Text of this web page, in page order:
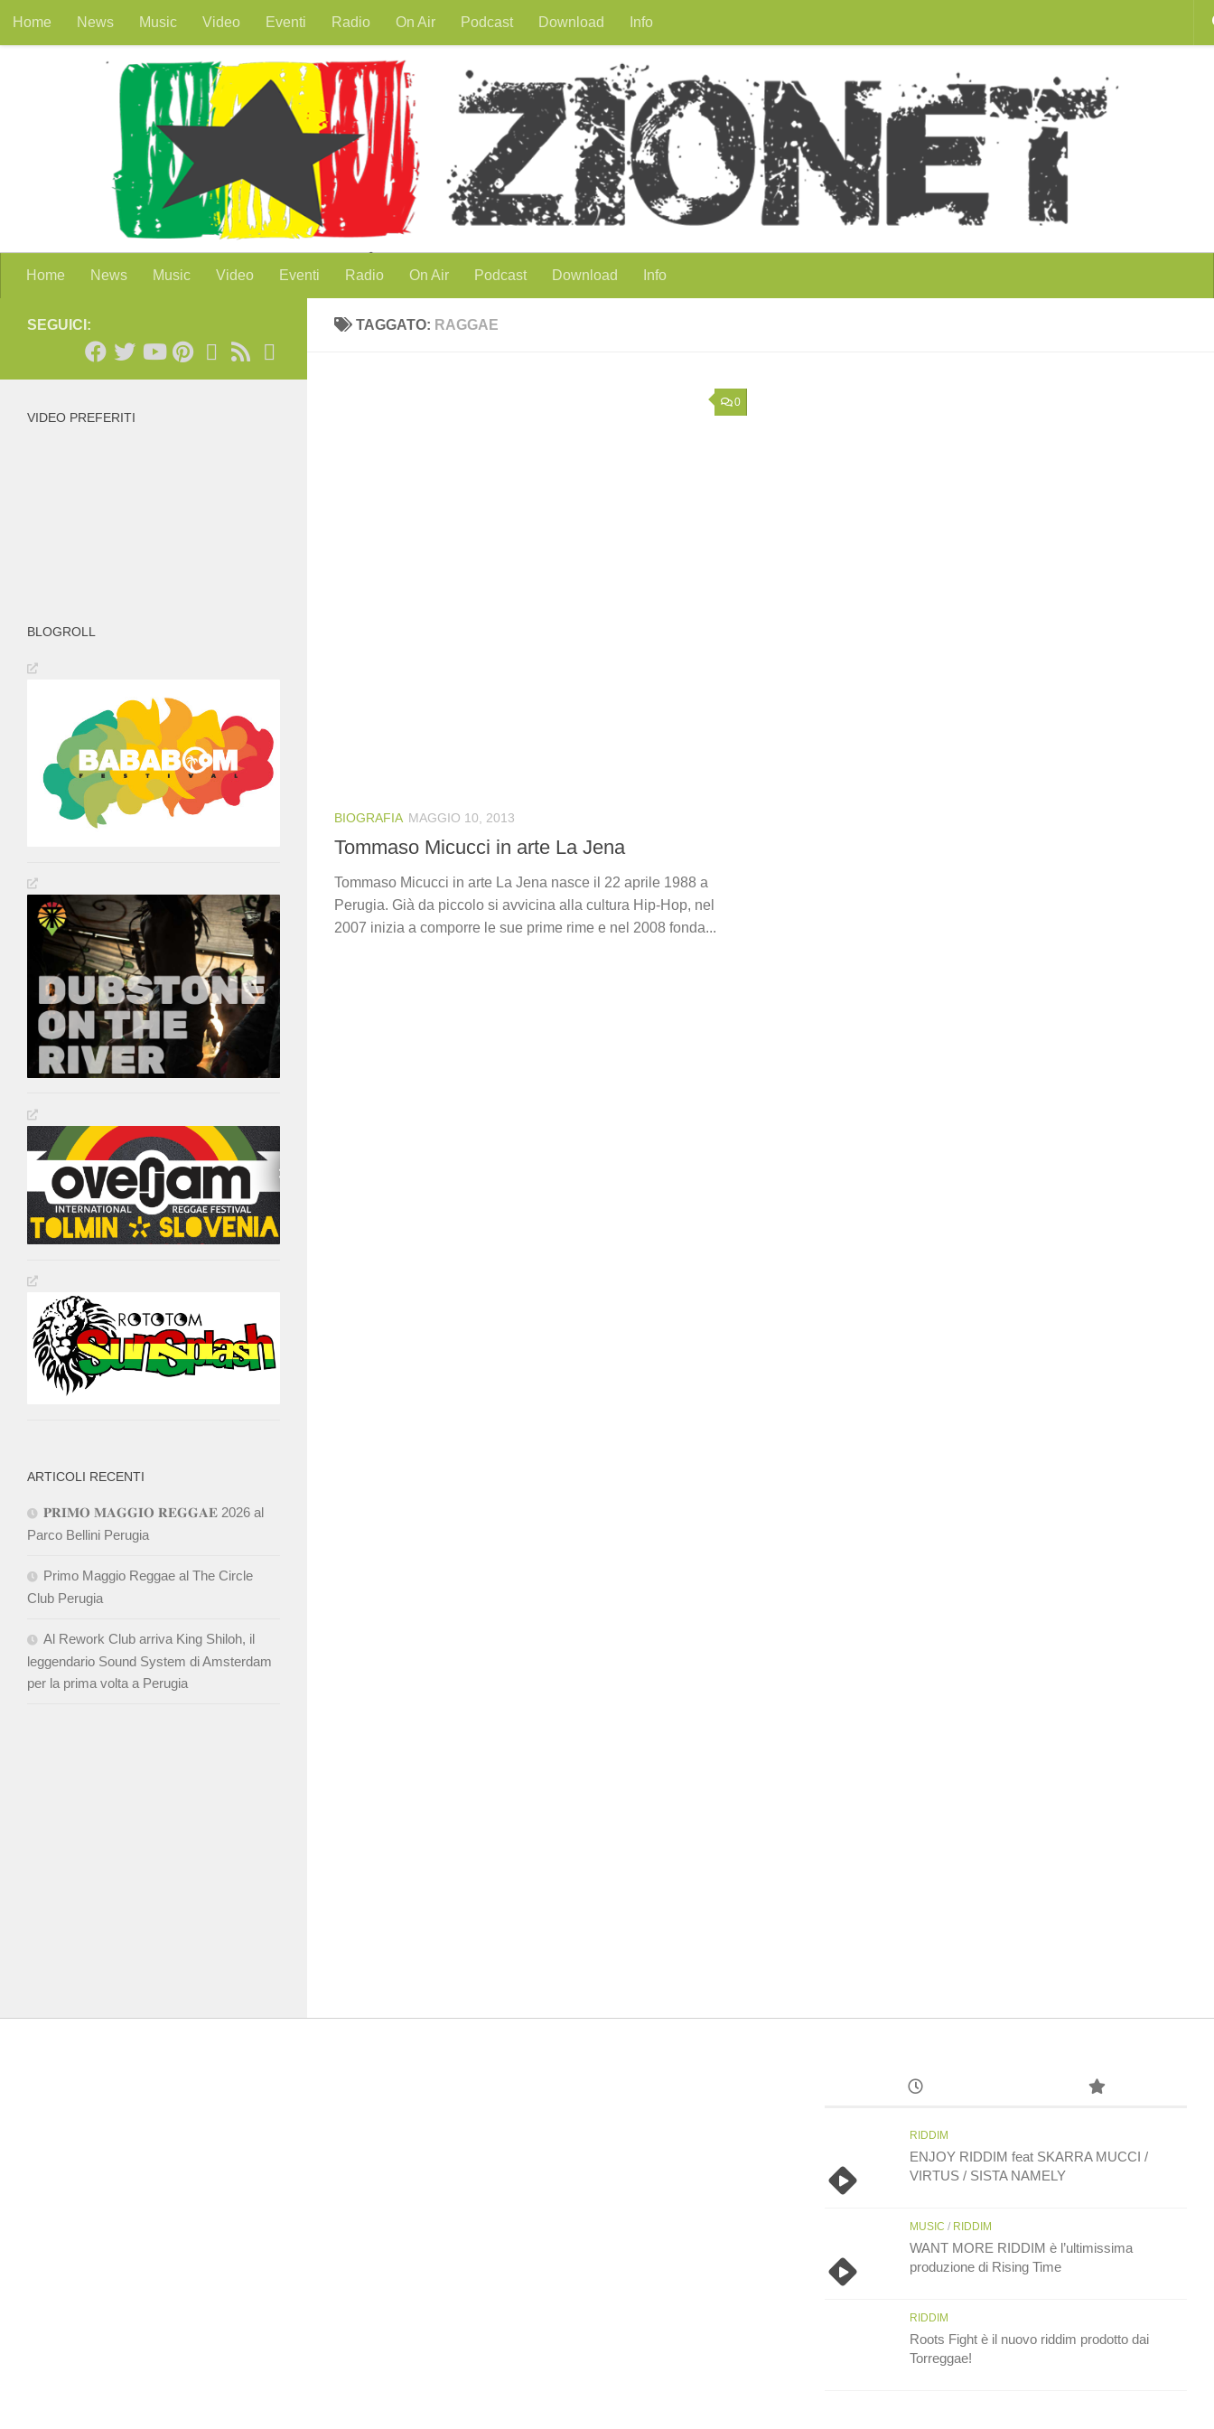
Salta al contenuto
Home News Music Video Eventi Radio On Air Podcast Download Info
Home News Music Video Eventi Radio On Air Podcast Download Info
TAGGATO: RAGGAE
0
BIOGRAFIA MAGGIO 10, 2013
Tommaso Micucci in arte La Jena
Tommaso Micucci in arte La Jena nasce il 22 aprile 1988 a
Perugia. Già da piccolo si avvicina alla cultura Hip-Hop, nel
2007 inizia a comporre le sue prime rime e nel 2008 fonda...
SEGUICI:
VIDEO PREFERITI
BLOGROLL
ARTICOLI RECENTI
𝐏𝐑𝐈𝐌𝐎 𝐌𝐀𝐆𝐆𝐈𝐎 𝐑𝐄𝐆𝐆𝐀𝐄 2026 al
Parco Bellini Perugia
Primo Maggio Reggae al The Circle
Club Perugia
Al Rework Club arriva King Shiloh, il
leggendario Sound System di Amsterdam
per la prima volta a Perugia
RIDDIM
ENJOY RIDDIM feat SKARRA MUCCI /
VIRTUS / SISTA NAMELY
MUSIC / RIDDIM
WANT MORE RIDDIM è l’ultimissima
produzione di Rising Time
RIDDIM
Roots Fight è il nuovo riddim prodotto dai
Torreggae!